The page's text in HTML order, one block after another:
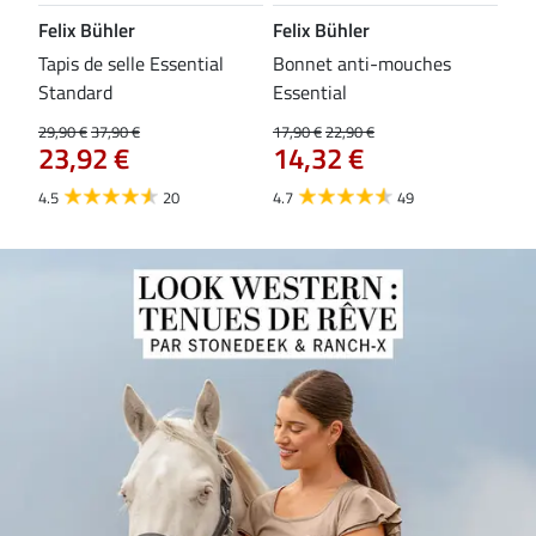
Felix Bühler
Tapis de selle Essential
Standard
29,90 €37,90 €
23,92 €
4.5 20
Felix Bühler
Bonnet anti-mouches
Essential
17,90 €22,90 €
14,32 €
4.7 49